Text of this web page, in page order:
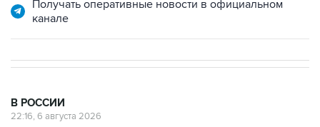
Получать оперативные новости в официальном
канале
В РОССИИ
22:16, 6 августа 2026